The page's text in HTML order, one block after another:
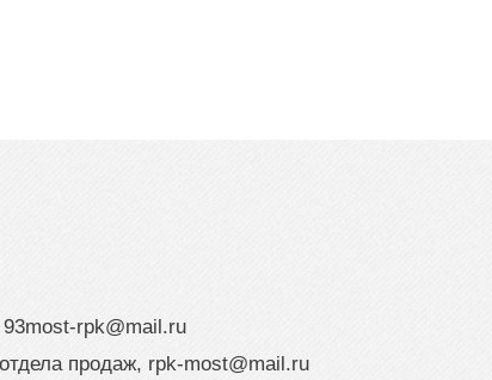
93most-rpk@mail.ru
продаж, rpk-most@mail.ru